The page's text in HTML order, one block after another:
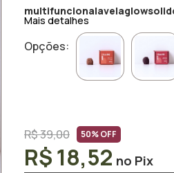
Mais detalhes
Opções:
R$ 39,00 50% OFF
R$ 18,52